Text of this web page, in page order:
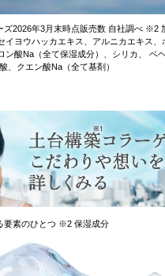
2026年3月末時点販売数 自社調べ ※2
ヨウハッカエキス、アルニカエキス、
ン酸Na（全て保湿成分）、シリカ、 ベ
、クエン酸Na（全て基剤）
要素のひとつ ※2 保湿成分